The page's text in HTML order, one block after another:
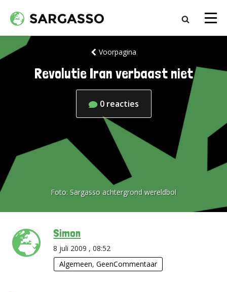
Voorpagina
Revolutie Iran verbaast niet
0 reacties
Foto: Sargasso achtergrond wereldbol
Simon
8 juli 2009 , 08:52
Algemeen,GeenCommentaar